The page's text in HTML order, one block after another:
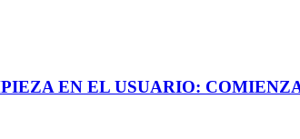
EN EL USUARIO: